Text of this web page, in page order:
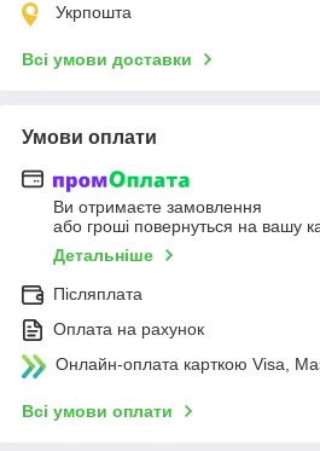
Укрпошта
Всі умови доставки
Умови оплати
Ви отримаєте замовлення
або гроші повернуться на вашу
Детальніше
Післяплата
Оплата на рахунок
Онлайн-оплата карткою Visa,
Всі умови оплати